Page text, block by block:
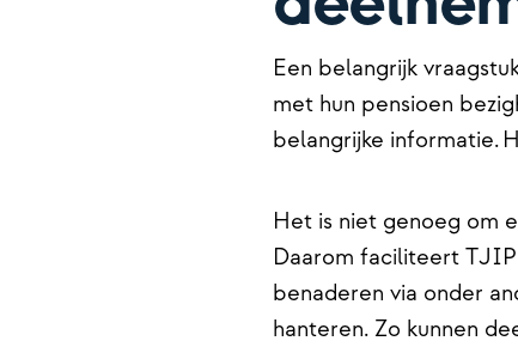
Een belangrijk
met hun pensioen
belangrijke informatie.
Het is niet genoeg om
Daarom faciliteert
benaderen via onder
hanteren. Zo kunnen